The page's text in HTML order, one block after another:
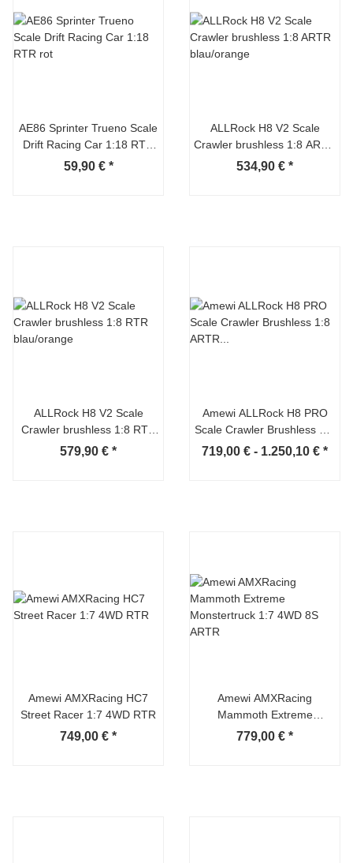
AE86 Sprinter Trueno Scale
Drift Racing Car 1:18 RTR
rot
59,90 € *
ALLRock H8 V2 Scale
Crawler brushless 1:8 ARTR
blau/orange
534,90 € *
ALLRock H8 V2 Scale
Crawler brushless 1:8 RTR
blau/orange
579,90 € *
Amewi ALLRock H8 PRO
Scale Crawler Brushless 1:8
ARTR schwarz
719,00 € - 1.250,10 € *
Amewi AMXRacing HC7
Street Racer 1:7 4WD RTR
749,00 € *
Amewi AMXRacing
Mammoth Extreme
Monstertruck 1:7 4WD 8S
779,00 € *